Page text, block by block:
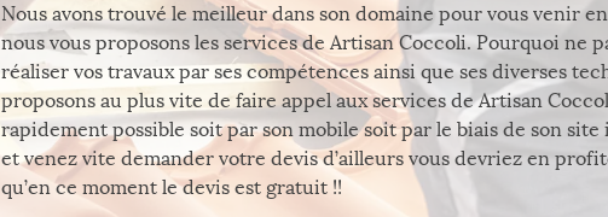
Nous avons trouvé le meilleur dans son domaine pour vous venir
nous vous proposons les services de Artisan Coccoli. Pourquoi ne
réaliser vos travaux par ses compétences ainsi que ses diverses
proposons au plus vite de faire appel aux services de Artisan
rapidement possible soit par son mobile soit par le biais de son
et venez vite demander votre devis d’ailleurs vous devriez en
qu’en ce moment le devis est gratuit !!